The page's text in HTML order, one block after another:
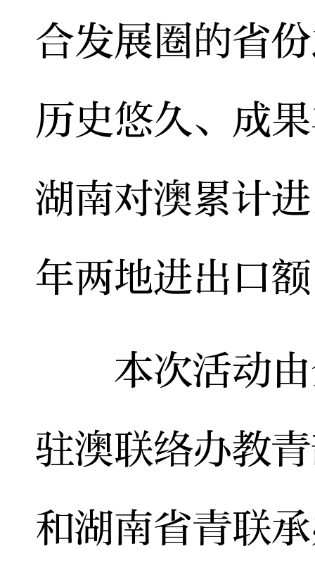
合发展圈的省
历史悠久、成
湖南对澳累计
年两地进出口
本次活动由
驻澳联络办教
和湖南省青联